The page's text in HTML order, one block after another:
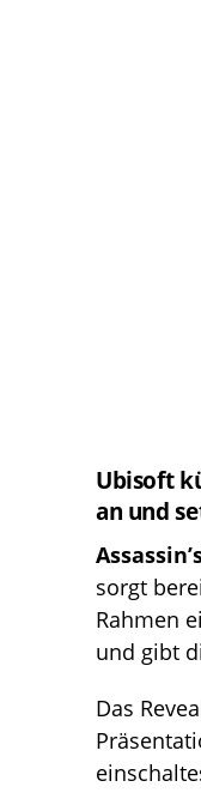
Ubisoft
an und
sorgt
Rahmen
und gibt
Das